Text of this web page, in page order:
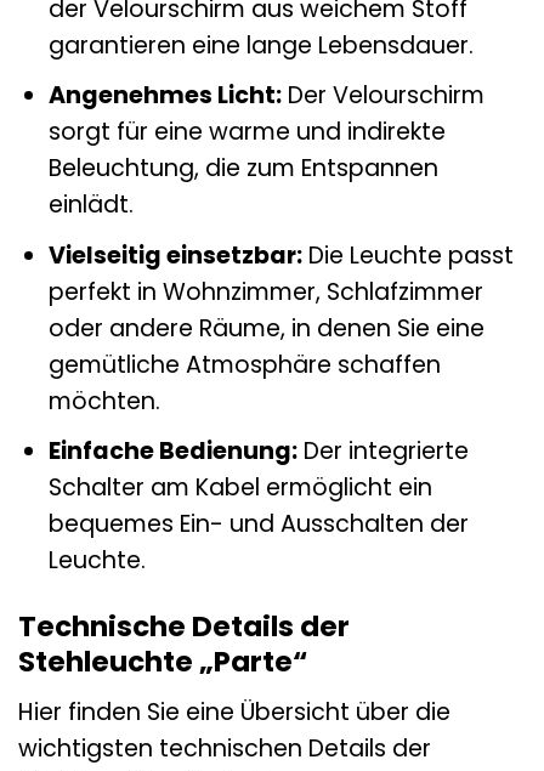
der Velourschirm aus weichem Stoff
garantieren eine lange Lebensdauer.
Angenehmes Licht:Der Velourschirm
sorgt für eine warme und indirekte
Beleuchtung, die zum Entspannen
einlädt.
Vielseitig einsetzbar:Die Leuchte passt
perfekt in Wohnzimmer, Schlafzimmer
oder andere Räume, in denen Sie eine
gemütliche Atmosphäre schaffen
möchten.
Einfache Bedienung:Der integrierte
Schalter am Kabel ermöglicht ein
bequemes Ein- und Ausschalten der
Leuchte.
Technische Details der
Stehleuchte „Parte“
Hier finden Sie eine Übersicht über die
wichtigsten technischen Details der